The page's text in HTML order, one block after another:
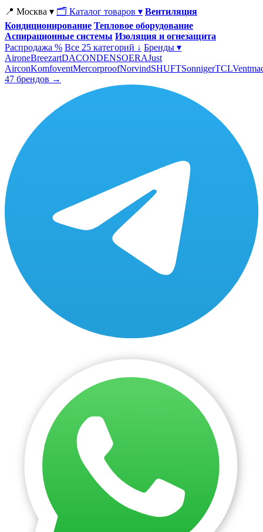
📍 Москва ▾ 🗂 Каталог товаров ▾ Вентиляция
Кондиционирование Тепловое оборудование
Аспирационные системы Изоляция и огнезащита
Распродажа % Все 25 категорий ↓ Бренды ▾
AironeBreezartDACONDENSOERAJust
AirconKomfoventMercorproofNorvindSHUFTSonnigerTCL
47 брендов →